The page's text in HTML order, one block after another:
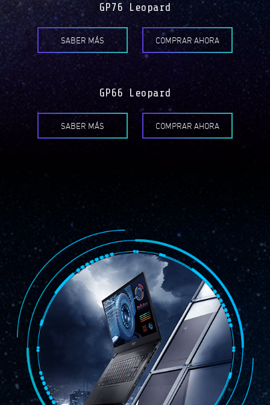
GP76 Leopard
SABER MÁS COMPRAR AHORA
GP66 Leopard
SABER MÁS COMPRAR AHORA